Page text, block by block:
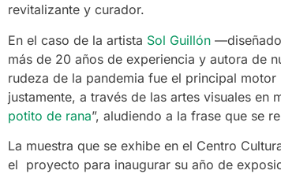
revitalizante y curador.
En el caso de la artista Sol Guillón
más de 20 años de experiencia y autora de
rudeza de la pandemia fue el principal
justamente, a través de las artes visuales en
potito de rana”, aludiendo a la frase que se
La muestra que se exhibe en el Centro
el proyecto para inaugurar su año de